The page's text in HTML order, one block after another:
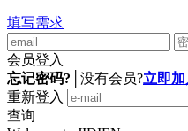
填写需求
会员登入
忘记密码?
没有会员?立即加
重新登入
查询